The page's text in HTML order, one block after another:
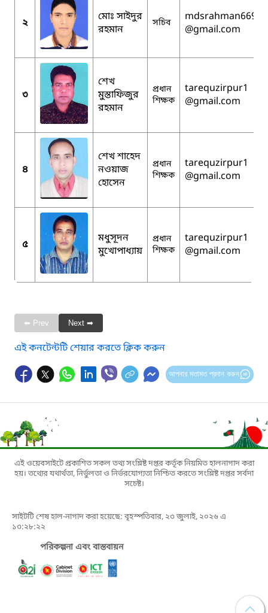
২
মোঃ সাইদুর
রহমান
সচিব
mdsrahman6699
@gmail.com
৩
শেখ
মুস্তাফিজুর
রহমান
প্রধান
শিক্ষক
tarequzirpur1
@gmail.com
৪
শেখ শাহেদ
নওয়াজ
হোসেন
প্রধান
শিক্ষক
tarequzirpur1
@gmail.com
৫
মধুসূদন
মুখোপাধ্যায়
প্রধান
শিক্ষক
tarequzirpur1
@gmail.com
⬅ Prev Next ➡
এই কনটেন্টটি শেয়ার করতে ক্লিক করুন
আপনার মতামত প্রদান করুন
এই ওয়েবসাইটে প্রকাশিত সকল তথ্য সংশ্লিষ্ট দপ্তর কর্তৃক নিয়মিত হালনাগাদ করা
হয়। তথ্যের যথার্থতা, নির্ভুলতা ও নির্ভরযোগ্যতা নিশ্চিত করতে সংশ্লিষ্ট দপ্তর সর্বদা
সচেষ্ট।
সাইটটি শেষ হাল-নাগাদ করা হয়েছে: বৃহস্পতিবার, ২৩ জুলাই, ২০২৬ এ
১৩:২৮:২২
পরিকল্পনা এবং বাস্তবায়ন